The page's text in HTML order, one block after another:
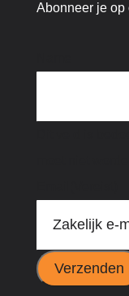
Abonneer je op
Verzenden